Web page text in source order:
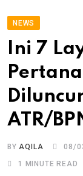
NEWS
Ini 7
ATR/
BY AQILA 08/
1 MINUTE READ